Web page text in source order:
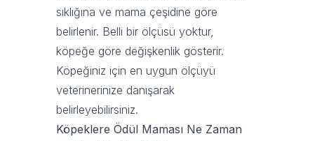
sıklığına ve mama çeşidine göre
belirlenir. Belli bir ölçüsü yoktur,
köpeğe göre değişkenlik gösterir.
Köpeğiniz için en uygun ölçüyü
veterinerinize danışarak
belirleyebilirsiniz.
Köpeklere Ödül Maması Ne Zaman